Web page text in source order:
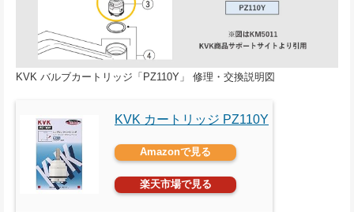
KVK バルブカートリッジ「PZ110Y」 修理・交換説明図
KVK カートリッジ PZ110Y
Amazonで見る
楽天市場で見る